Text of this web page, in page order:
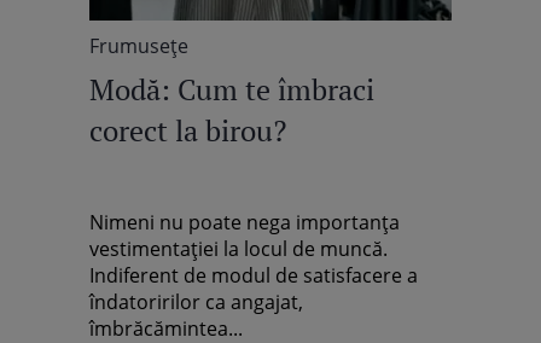
Frumuseţe
Modă: Cum te îmbraci
corect la birou?
Nimeni nu poate nega importanţa
vestimentaţiei la locul de muncă.
Indiferent de modul de satisfacere a
îndatoririlor ca angajat,
îmbrăcămintea...